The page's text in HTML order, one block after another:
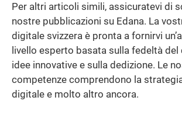
Per altri articoli simili, assicuratevi di
nostre pubblicazioni su Edana. La
digitale svizzera è pronta a fornirvi
livello esperto basata sulla fedeltà del
idee innovative e sulla dedizione. Le
competenze comprendono la
digitale e molto altro ancora.